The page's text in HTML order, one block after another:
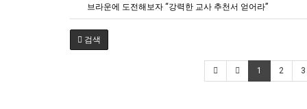
브라운에 도전해보자 “강력한 교사 추천서 얻어라”
검색
1 2 3